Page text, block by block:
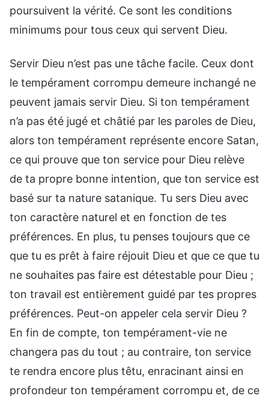
poursuivent la vérité. Ce sont les conditions
minimums pour tous ceux qui servent Dieu.
Servir Dieu n’est pas une tâche facile. Ceux dont
le tempérament corrompu demeure inchangé ne
peuvent jamais servir Dieu. Si ton tempérament
n’a pas été jugé et châtié par les paroles de Dieu,
alors ton tempérament représente encore Satan,
ce qui prouve que ton service pour Dieu relève
de ta propre bonne intention, que ton service est
basé sur ta nature satanique. Tu sers Dieu avec
ton caractère naturel et en fonction de tes
préférences. En plus, tu penses toujours que ce
que tu es prêt à faire réjouit Dieu et que ce que tu
ne souhaites pas faire est détestable pour Dieu ;
ton travail est entièrement guidé par tes propres
préférences. Peut-on appeler cela servir Dieu ?
En fin de compte, ton tempérament-vie ne
changera pas du tout ; au contraire, ton service
te rendra encore plus têtu, enracinant ainsi en
profondeur ton tempérament corrompu et, de ce